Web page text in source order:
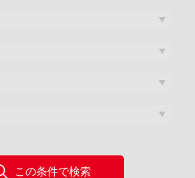
この条件で検索